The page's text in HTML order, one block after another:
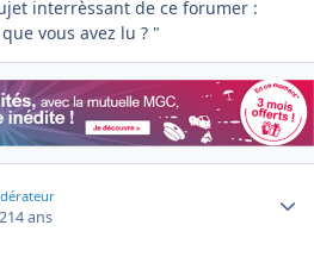
interrèssant de ce forumer :
vous avez lu ? "
14 ans